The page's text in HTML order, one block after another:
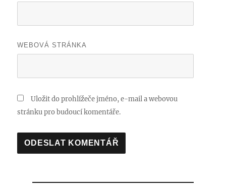
WEBOVÁ STRÁNKA
Uložit do prohlížeče jméno, e-mail a webovou
stránku pro budoucí komentáře.